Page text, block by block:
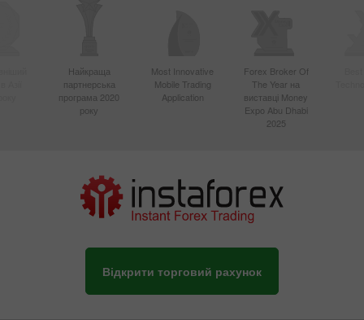
Найкраща
партнерська
програма 2020
року
Most Innovative
Mobile Trading
Application
Forex Broker Of
The Year на
виставці Money
Expo Abu Dhabi
2025
Відкрити торговий рахунок